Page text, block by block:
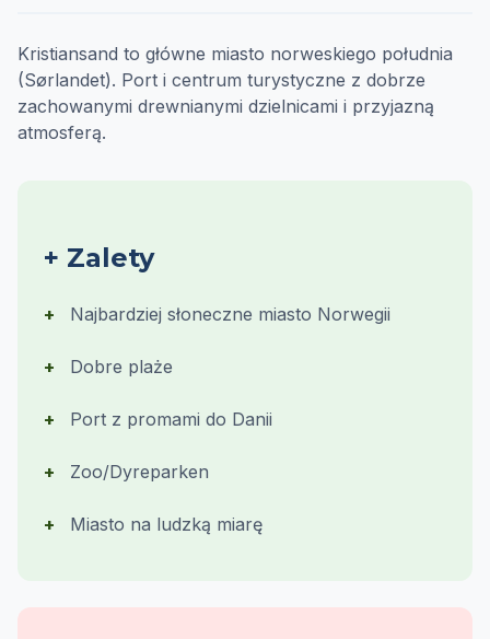
Kristiansand to główne miasto norweskiego południa
(Sørlandet). Port i centrum turystyczne z dobrze
zachowanymi drewnianymi dzielnicami i przyjazną
atmosferą.
+ Zalety
Najbardziej słoneczne miasto Norwegii
Dobre plaże
Port z promami do Danii
Zoo/Dyreparken
Miasto na ludzką miarę